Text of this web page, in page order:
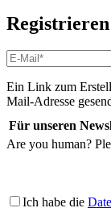
Registrieren
E-
Mail-
Adresse*
Erforderlich
Ein Link zum
Mail-Adresse
Für unseren
Are you human?
Ich habe die